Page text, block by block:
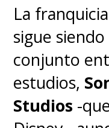
La
sigue
conjunto
estudios,
Studios -